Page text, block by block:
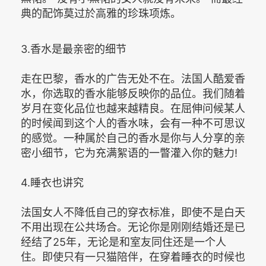
典的配饰莫过於高雅的珍珠项炼。
3.香水是最亲密的细节
走在巴黎，香水的广告无处不在。法国人酷爱香
水，你选取的香水能够反映你的品位。我们随着
岁月在变化品位也越来越精良。在屈伸问候某人
的时候闻到这个人的香水味，会有一种不可思议
的感觉。一种属於自己的香水是你与人分享的亲
密小细节，它为充满絮语的一瞥灌入你的魅力!
4.睡衣也讲究
法国女人不降低自己的穿衣标准，即使不是白天
不用出现在公共场合。无论你是刚刚结婚还是已
经结了25年，无论是和室友同住还是一个人
住。即使只有一只猫陪伴，在穿着睡衣的时候也